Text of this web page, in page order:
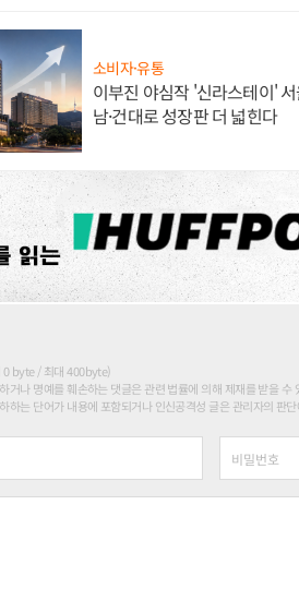
소비자·유통
이부진 야심작 '신라스테이'
남·건대로 성장판 더 넓힌다
0 byte / 최대 400byte)
거나 명예를 훼손하는 댓글은 관련 법률에 의해 제재를 받을 수
하는 단어가 내용에 포함되거나 인신공격성 글은 관리자의 판